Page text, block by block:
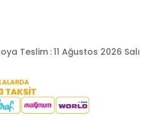
Teslim:11 Ağustos 2026 Salı